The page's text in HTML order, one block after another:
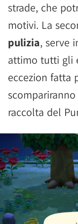
strade, che
motivi. La
pulizia, serve
attimo tutti gli
eccezion fatta
raccolta del